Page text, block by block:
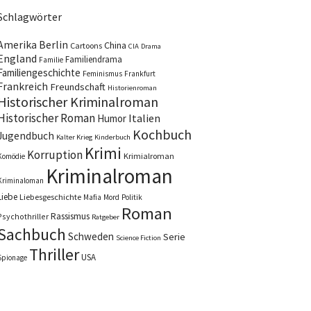
Berlin Cartoons China CIA Drama
Familie Familiendrama
Feminismus Frankfurt
Freundschaft Historienroman
Kriminalroman
Roman Humor Italien
Kalter Krieg Kinderbuch Kochbuch
Korruption Krimi Krimialroman
Kriminalroman
Liebesgeschichte Mafia Mord Politik
Rassismus Ratgeber Roman
Schweden Science Fiction Serie
ThrillerUSA